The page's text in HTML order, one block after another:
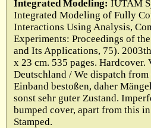
Gesamtbestand
Warenkorb
Ankauf
AGB
Widerruf
Datenschutz
Impressum
Integrated Modeling: IUTAM
Integrated Modeling of Fully
Interactions Using Analysis,
Experiments: Proceedings of
and Its Applications, 75).
x 23 cm. 535 pages. Hardcover.
Deutschland / We dispatch
Einband bestoßen, daher
sonst sehr guter Zustand.
bumped cover, apart from this
Stamped.